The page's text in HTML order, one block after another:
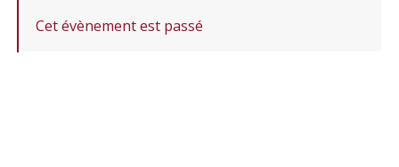
Cet évènement est passé